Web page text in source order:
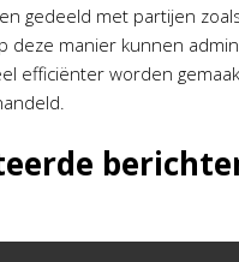
gedeeld met partijen
deze manier kunnen
efficiënter worden